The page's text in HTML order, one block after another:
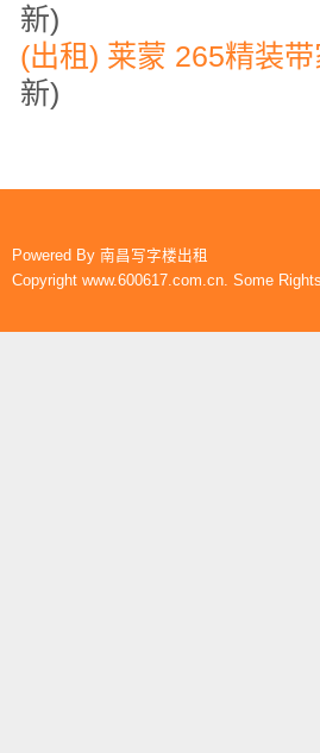
新)
(出租) 莱蒙 265精装
新)
Powered By 南昌写字楼出租
Copyright www.600617.com.cn. Some